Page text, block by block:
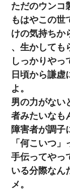
ただのウンコ
もはやこの世
けの気持ちか
、生かしても
しっかりやっ
日頃から謙虚
よ。
男の力がない
者みたいなも
障害者が調子
「何こいつ
手伝ってやっ
いる分際なん
メ。